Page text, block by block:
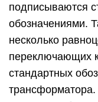
подписываются
обозначениями.
несколько
переключающих
стандартных
трансформатора.